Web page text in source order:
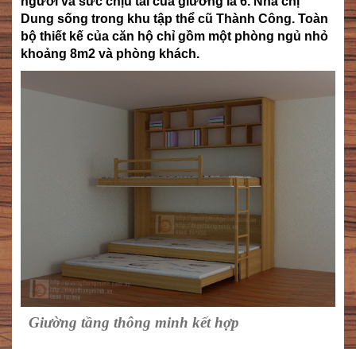
Dung sống trong khu tập thể cũ Thành Công. Toàn
bộ thiết kế của căn hộ chỉ gồm một phòng ngủ nhỏ
khoảng 8m2 và phòng khách.
Giường tầng thông minh kết hợp